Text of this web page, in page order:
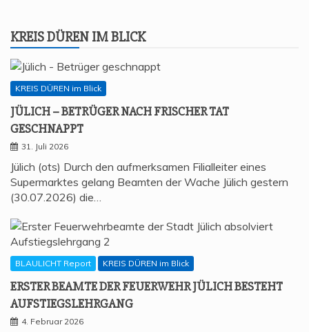
KREIS DÜREN IM BLICK
KREIS DÜREN im Blick
JÜLICH – BETRÜ­GER NACH FRI­SCHER TAT
GESCHNAPPT
31. Juli 2026
Jülich (ots) Durch den aufmerksamen Filialleiter eines
Supermarktes gelang Beamten der Wache Jülich gestern
(30.07.2026) die…
BLAULICHT Report KREIS DÜREN im Blick
ERS­TER BEAM­TE DER FEU­ER­WEHR JÜLICH BESTEHT
AUFSTIEGSLEHRGANG
4. Februar 2026